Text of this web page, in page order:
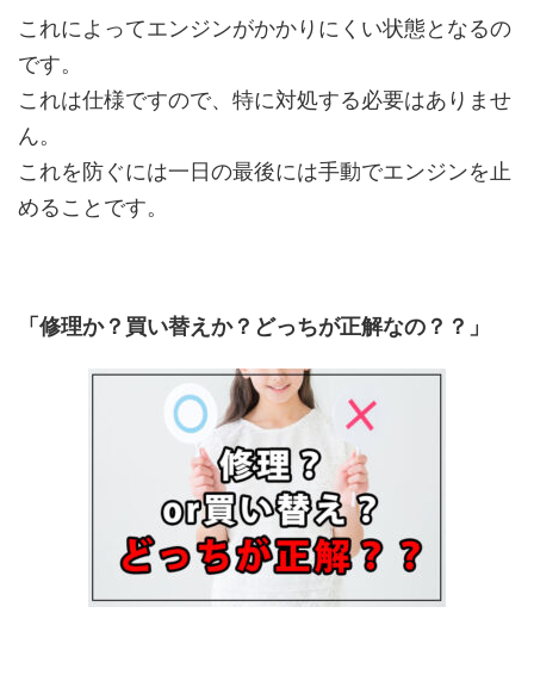
これによってエンジンがかかりにくい状態となるの
です。
これは仕様ですので、特に対処する必要はありませ
ん。
これを防ぐには一日の最後には手動でエンジンを止
めることです。
「修理か？買い替えか？どっちが正解なの？？」